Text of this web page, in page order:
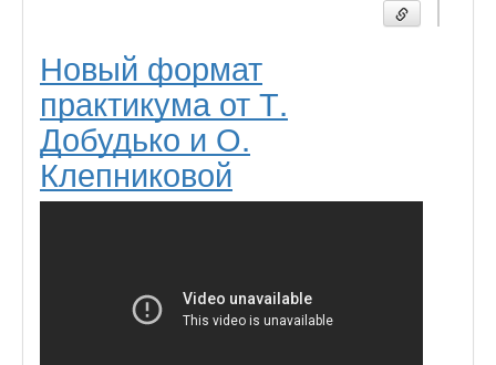
Новый формат
практикума от Т.
Добудько и О.
Клепниковой